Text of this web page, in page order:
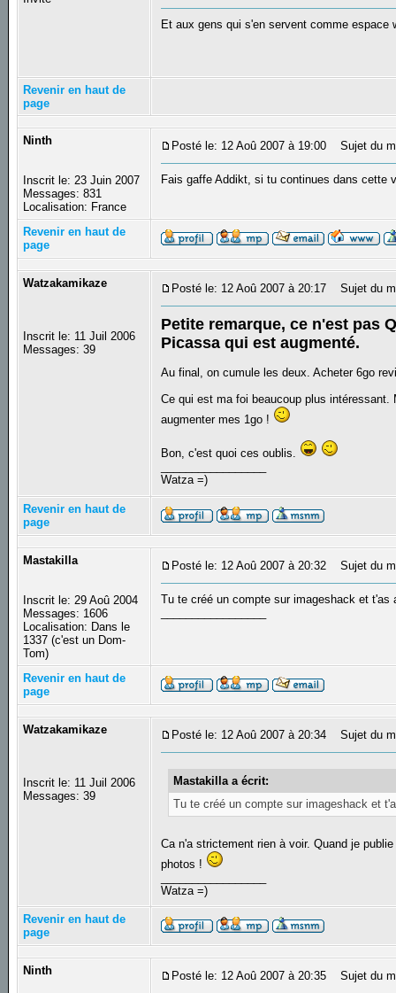
Et aux gens qui s'en servent comme espace
Revenir en haut de
page
Ninth
Inscrit le: 23 Juin 2007
Messages: 831
Localisation: France
Posté le: 12 Aoû 2007 à 19:00 Sujet du
Fais gaffe Addikt, si tu continues dans cette
Revenir en haut de
page
Watzakamikaze
Inscrit le: 11 Juil 2006
Messages: 39
Posté le: 12 Aoû 2007 à 20:17 Sujet du
Petite remarque, ce n'est pas
Picassa qui est augmenté.
Au final, on cumule les deux. Acheter 6go
Ce qui est ma foi beaucoup plus
augmenter mes 1go !
Bon, c'est quoi ces oublis.
Watza =)
Revenir en haut de
page
Mastakilla
Inscrit le: 29 Aoû 2004
Messages: 1606
Localisation: Dans le
1337 (c'est un Dom-
Tom)
Posté le: 12 Aoû 2007 à 20:32 Sujet du
Tu te créé un compte sur imageshack et t'as
Revenir en haut de
page
Watzakamikaze
Inscrit le: 11 Juil 2006
Messages: 39
Posté le: 12 Aoû 2007 à 20:34 Sujet du
Mastakilla a écrit:
Tu te créé un compte sur imageshack et
Ca n'a strictement rien à voir. Quand je
photos !
Watza =)
Revenir en haut de
page
Ninth Posté le: 12 Aoû 2007 à 20:35 Sujet du